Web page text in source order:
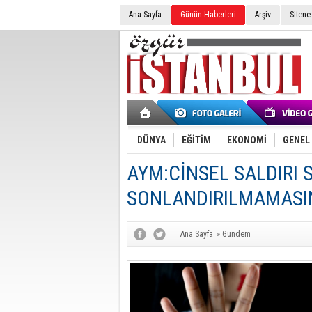
Ana Sayfa Günün Haberleri Arşiv
DÜNYA EĞİTİM EKONOMİ GENEL
AYM:CİNSEL SALDIRI
Ana Sayfa » Gündem